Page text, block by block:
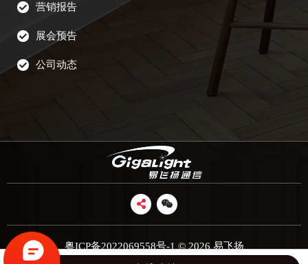
营销报告
展会预告
公司动态
粤ICP备2022069558号-1 © 2026 易飞扬